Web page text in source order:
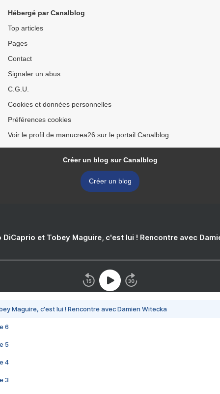
Hébergé par Canalblog
Top articles
Pages
Contact
Signaler un abus
C.G.U.
Cookies et données personnelles
Préférences cookies
Voir le profil de manucrea26 sur le portail Canalblog
Créer un blog sur Canalblog
Créer un blog
DiCaprio et Tobey Maguire, c'est lui ! Rencontre avec
Maguire, c'est lui ! Rencontre avec Damien Witecka
6
5
4
3